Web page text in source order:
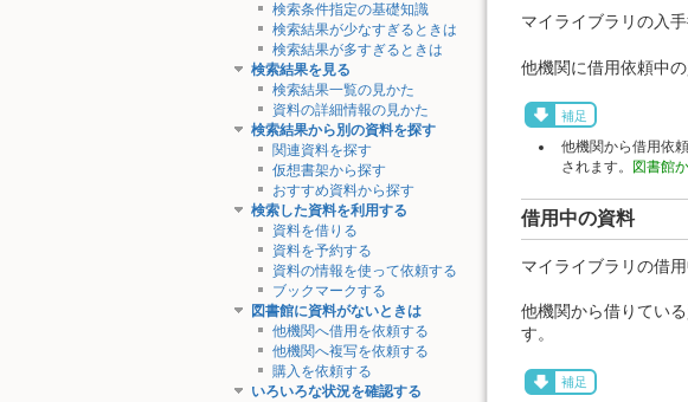
検索条件指定の基礎知識
検索結果が少なすぎるときは
検索結果が多すぎるときは
検索結果を見る
検索結果一覧の見かた
資料の詳細情報の見かた
検索結果から別の資料を探す
関連資料を探す
仮想書架から探す
おすすめ資料から探す
検索した資料を利用する
資料を借りる
資料を予約する
資料の情報を使って依頼する
ブックマークする
図書館に資料がないときは
他機関へ借用を依頼する
他機関へ複写を依頼する
購入を依頼する
いろいろな状況を確認する
マイライブラリの入
他機関に借用依頼中
補足
他機関から借用依
されます。
図書館
借用中の資料
マイライブラリの借
他機関から借りてい
す。
補足